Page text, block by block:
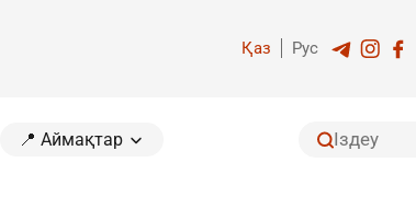
Қаз Рус
📍 Аймақтар